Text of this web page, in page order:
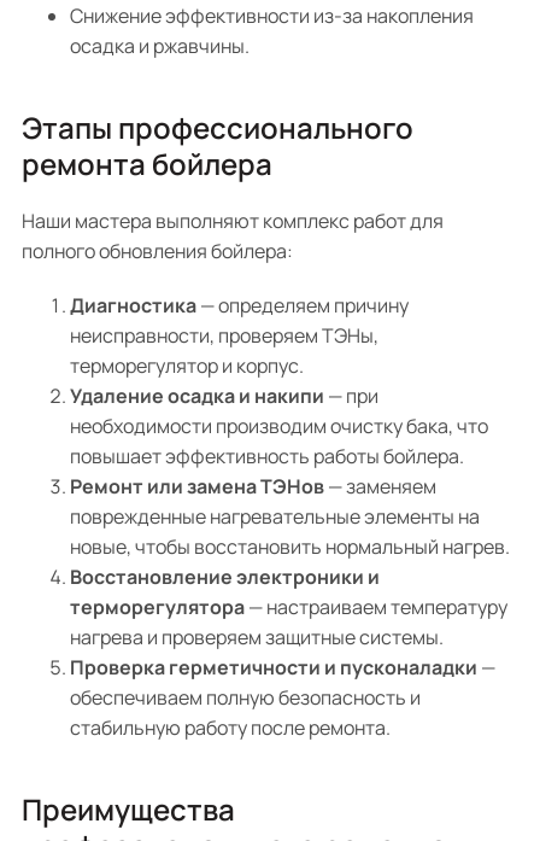
Снижение эффективности из-за накопления
осадка и ржавчины.
Этапы профессионального
ремонта бойлера
Наши мастера выполняют комплекс работ для
полного обновления бойлера:
Диагностика— определяем причину
неисправности, проверяем ТЭНы,
терморегулятор и корпус.
Удаление осадка и накипи — при
необходимости производим очистку бака, что
повышает эффективность работы бойлера.
Ремонт или замена ТЭНов— заменяем
поврежденные нагревательные элементы на
новые, чтобы восстановить нормальный нагрев.
Восстановление электроники и
терморегулятора— настраиваем температуру
нагрева и проверяем защитные системы.
Проверка герметичности и пусконаладки —
обеспечиваем полную безопасность и
стабильную работу после ремонта.
Преимущества